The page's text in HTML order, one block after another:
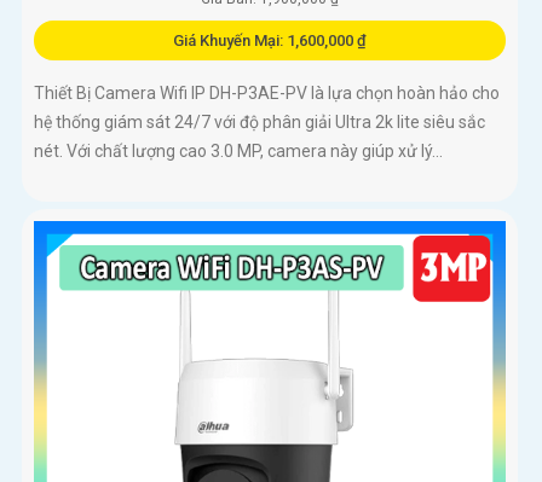
Giá Khuyến Mại: 1,600,000 ₫
Thiết Bị Camera Wifi IP DH-P3AE-PV là lựa chọn hoàn hảo cho
hệ thống giám sát 24/7 với độ phân giải Ultra 2k lite siêu sắc
nét. Với chất lượng cao 3.0 MP, camera này giúp xử lý...